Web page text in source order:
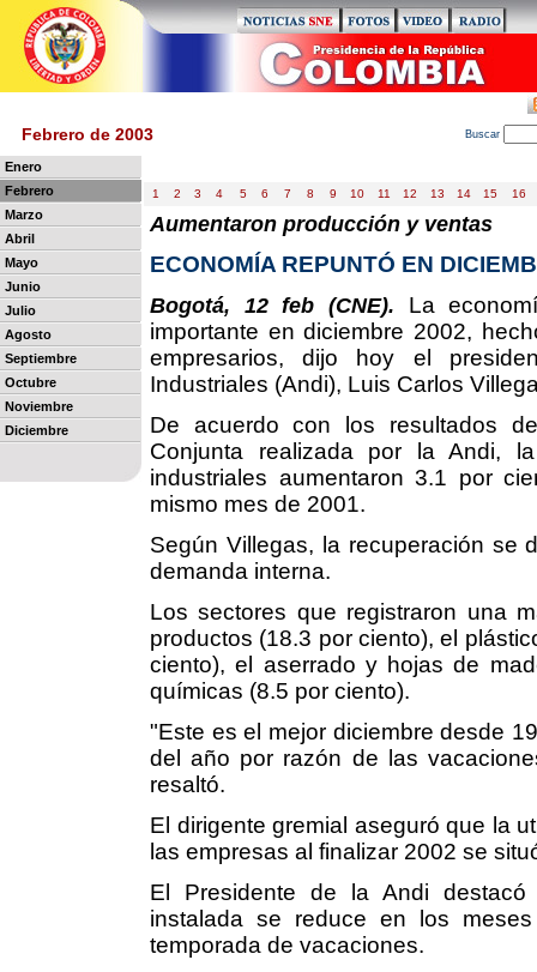
Febrero de 2003 Buscar
Enero
Febrero
Marzo
Abril
Mayo
Junio
Julio
Agosto
Septiembre
Octubre
Noviembre
Diciembre
1 2 3 4 5 6 7 8 9 10 11 12 13 14 15 16
Aumentaron producción y ventas
ECONOMÍA REPUNTÓ EN
Bogotá, 12 feb (CNE). La
importante en diciembre 2002,
empresarios, dijo hoy el
Industriales (Andi), Luis Carlos
De acuerdo con los resultados
Conjunta realizada por la Andi,
industriales aumentaron 3.1 por
mismo mes de 2001.
Según Villegas, la recuperación se
demanda interna.
Los sectores que registraron una
productos (18.3 por ciento), el
ciento), el aserrado y hojas de
químicas (8.5 por ciento).
"Este es el mejor diciembre desde
del año por razón de las
resaltó.
El dirigente gremial aseguró que la
las empresas al finalizar 2002 se
El Presidente de la Andi
instalada se reduce en los
temporada de vacaciones.